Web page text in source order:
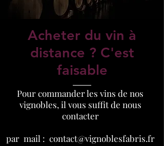
Acheter du vin à
distance ? C'est
faisable
Pour commander les vins de nos
vignobles, il vous suffit de nous
contacter
par mail : contact@vignoblesfabris.fr